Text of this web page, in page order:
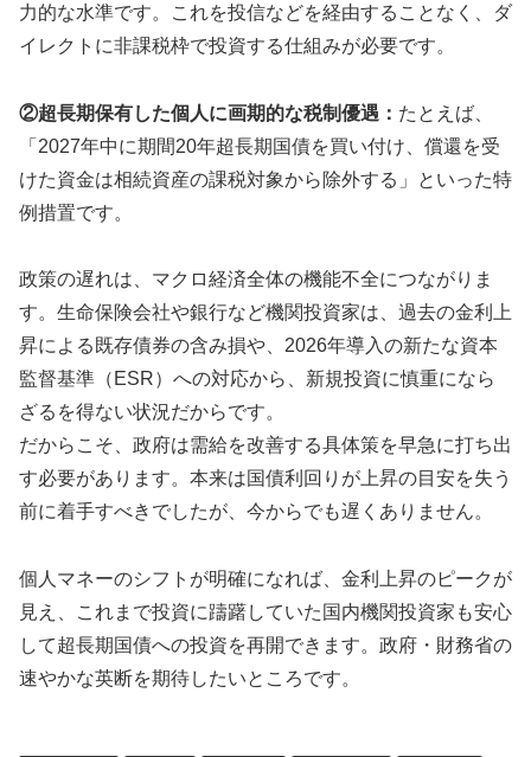
力的な水準です。これを投信などを経由することなく、ダ
イレクトに非課税枠で投資する仕組みが必要です。
②超長期保有した個人に画期的な税制優遇： たとえば、
「2027年中に期間20年超長期国債を買い付け、償還を受
けた資金は相続資産の課税対象から除外する」といった特
例措置です。
政策の遅れは、マクロ経済全体の機能不全につながりま
す。生命保険会社や銀行など機関投資家は、過去の金利上
昇による既存債券の含み損や、2026年導入の新たな資本
監督基準（ESR）への対応から、新規投資に慎重になら
ざるを得ない状況だからです。
だからこそ、政府は需給を改善する具体策を早急に打ち出
す必要があります。本来は国債利回りが上昇の目安を失う
前に着手すべきでしたが、今からでも遅くありません。
個人マネーのシフトが明確になれば、金利上昇のピークが
見え、これまで投資に躊躇していた国内機関投資家も安心
して超長期国債への投資を再開できます。政府・財務省の
速やかな英断を期待したいところです。